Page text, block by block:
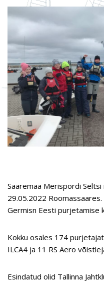
Saaremaa Merispordi
29.05.2022
Germisn Eesti purjetamise
Kokku osales 174
ILCA4 ja 11 RS Aero
Esindatud olid Tallinna